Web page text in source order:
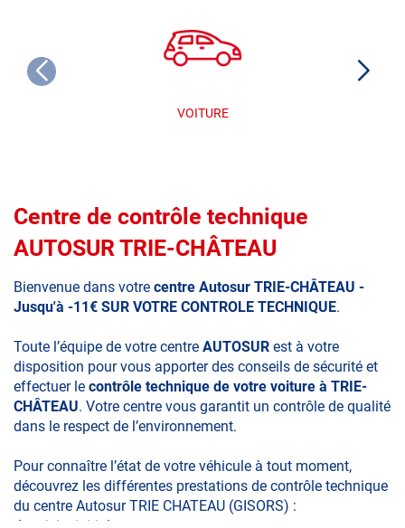
VOITURE
Centre de contrôle technique
AUTOSUR TRIE-CHÂTEAU
Bienvenue dans votre centre Autosur TRIE-CHÂTEAU -
Jusqu'à -11€ SUR VOTRE CONTROLE TECHNIQUE.
Toute l’équipe de votre centre AUTOSUR est à votre
disposition pour vous apporter des conseils de sécurité et
effectuer le contrôle technique de votre voiture à TRIE-
CHÂTEAU. Votre centre vous garantit un contrôle de qualité
dans le respect de l’environnement.
Pour connaître l’état de votre véhicule à tout moment,
découvrez les différentes prestations de contrôle technique
du centre Autosur TRIE CHATEAU (GISORS) :